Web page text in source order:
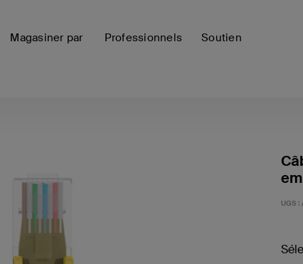
Magasiner par Professionnels Soutien
UGS :